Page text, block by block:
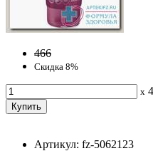
466
Скидка 8%
x
Артикул: fz-5062123